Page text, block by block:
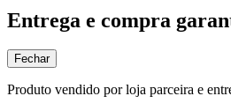
Entrega e compra
Fechar
Produto vendido por loja parceira e